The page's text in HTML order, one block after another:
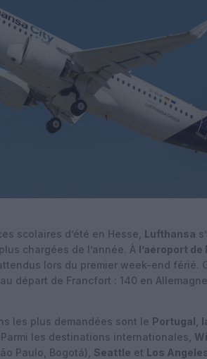
scolaires d’été en Hesse, Lufthansa
chargées de l’année. À l’aéroport
lors du premier week-end férié.
au départ de Francfort : 140 en
les plus demandées sont le Portugal,
Parmi les destinations internationales,
Paulo, Bogotá), Seattle et Los